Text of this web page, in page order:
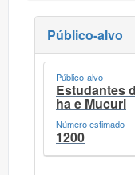
Público-alvo
Público-alvo
Estudantes
ha e Mucuri
Número estimado
1200